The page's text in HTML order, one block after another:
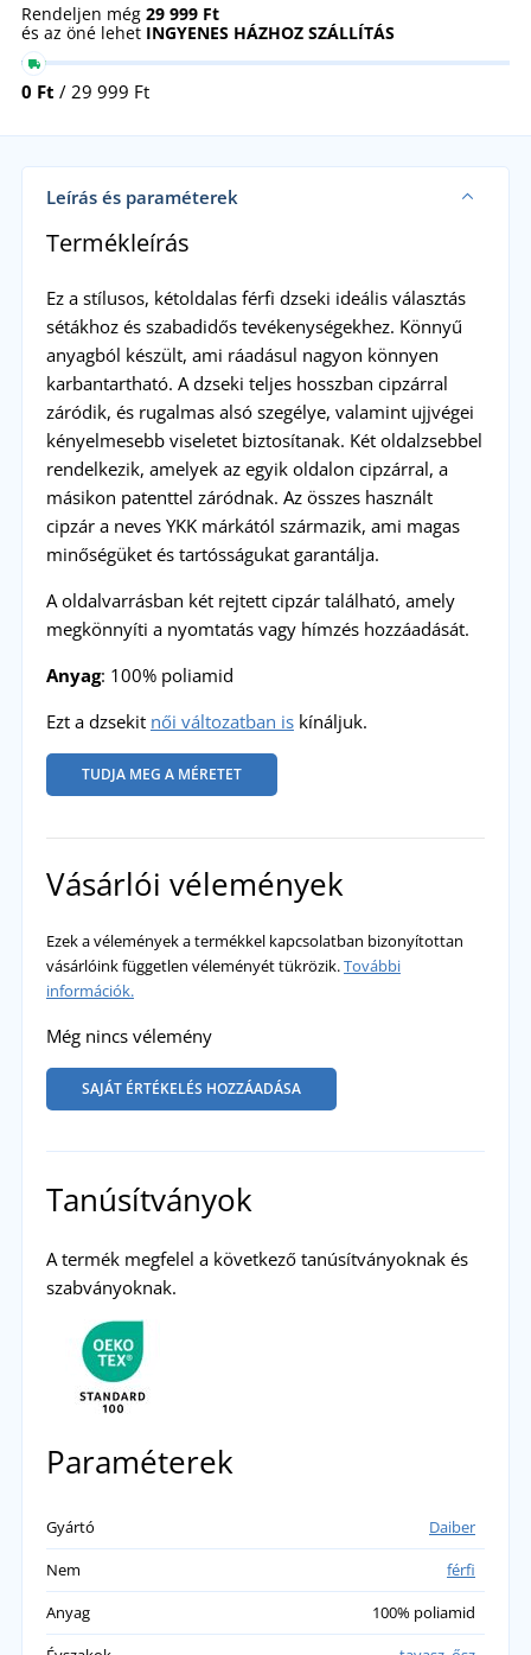
Rendeljen még 29 999 Ft
és az öné lehet INGYENES HÁZHOZ SZÁLLÍTÁS
0 Ft / 29 999 Ft
Leírás és paraméterek
Termékleírás
Ez a stílusos, kétoldalas férfi dzseki ideális választás
sétákhoz és szabadidős tevékenységekhez. Könnyű
anyagból készült, ami ráadásul nagyon könnyen
karbantartható. A dzseki teljes hosszban cipzárral
záródik, és rugalmas alsó szegélye, valamint ujjvégei
kényelmesebb viseletet biztosítanak. Két oldalzsebbel
rendelkezik, amelyek az egyik oldalon cipzárral, a
másikon patenttel záródnak. Az összes használt
cipzár a neves YKK márkától származik, ami magas
minőségüket és tartósságukat garantálja.
A oldalvarrásban két rejtett cipzár található, amely
megkönnyíti a nyomtatás vagy hímzés hozzáadását.
Anyag: 100% poliamid
Ezt a dzsekit női változatban iskínáljuk.
TUDJA MEG A MÉRETET
Vásárlói vélemények
Ezek a vélemények a termékkel kapcsolatban bizonyítottan
vásárlóink független véleményét tükrözik.További
információk.
Még nincs vélemény
SAJÁT ÉRTÉKELÉS HOZZÁADÁSA
Tanúsítványok
A termék megfelel a következő tanúsítványoknak és
szabványoknak.
Paraméterek
Gyártó
Daiber
Nem
férfi
Anyag
100% poliamid